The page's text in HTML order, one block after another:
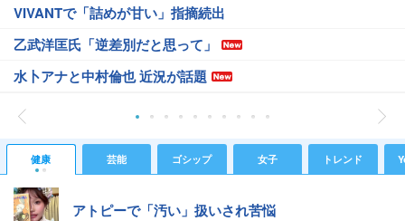
VIVANTで「詰めが甘い」指摘続出
乙武洋匡氏「逆差別だと思って」
水卜アナと中村倫也 近況が話題
健康 芸能 ゴシップ 女子 トレンド
アトピーで「汚い」扱いされ苦悩